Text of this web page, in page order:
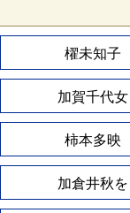
櫂未知子
加賀千代女
柿本多映
加倉井秋を